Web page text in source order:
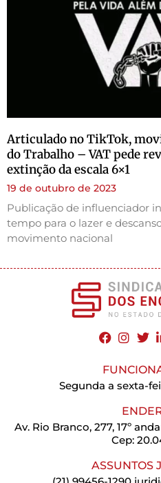
Articulado no TikTok,
do Trabalho – VAT pede
extinção da escala 6×1
19 de outubro de 2023
Publicação de influenciador
tempo para o lazer e
movimento nacional
Segunda a sexta-
Av. Rio Branco, 277, 17º
Cep:
ASSUNTOS